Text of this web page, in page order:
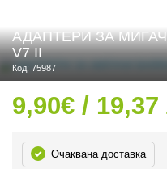
АДАПТЕРИ ЗА
V7 II
Код: 75987
9,90€ /
Очаквана доставка